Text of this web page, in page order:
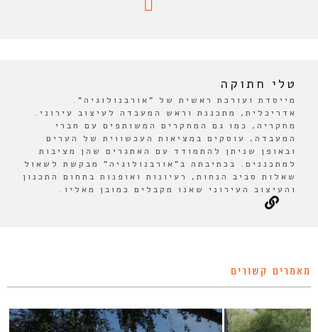
טלי חתוקה
מייסדת ועורכת ראשית של "אורבנולוגיה".
אדריכלית, מתכננת וראש המעבדה לעיצוב עירוני.
מחקריה, כמו גם המחקרים המשותפים עם חברי
המעבדה, עוסקים במציאות העכשווית של הערים
ובאופן שניתן להתמודד עם האתגרים שהן מציבות
למתכננים. בכתיבתה ב"אורבנולוגיה" מבקשת לשאול
שאלות סביב הנחות, רעיונות ואופנות בתחום התכנון
והעיצוב העירוני שאנו מקבלים כמובן מאליו.
מאמרים קשורים